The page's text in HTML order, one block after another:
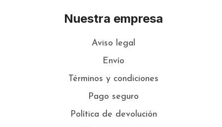
Nuestra empresa
Aviso legal
Envío
Términos y condiciones
Pago seguro
Política de devolución